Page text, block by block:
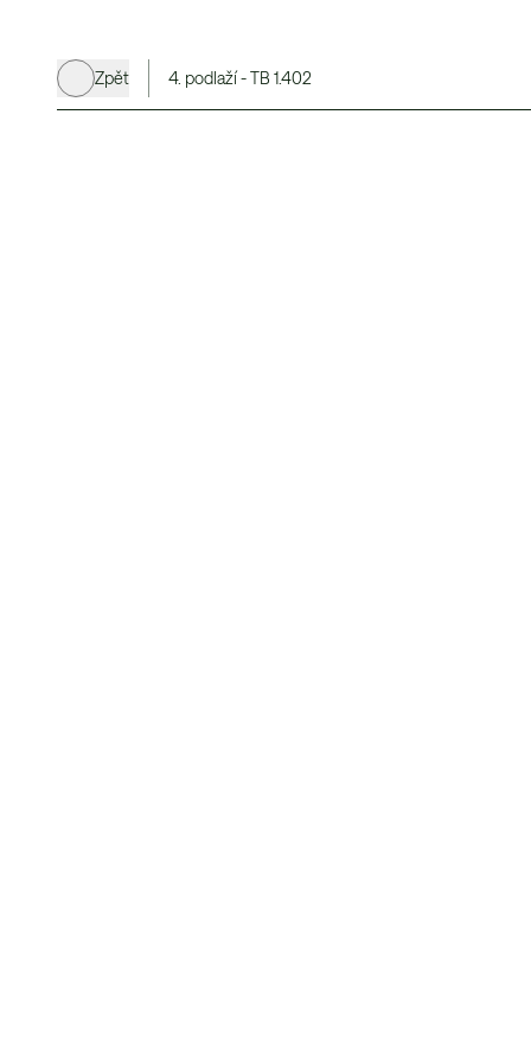
Zpět 4. podlaží - TB 1.402